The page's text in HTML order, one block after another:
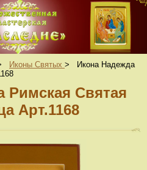
Иконы Святых >
Икона Надежда
Римская Святая
Арт.1168